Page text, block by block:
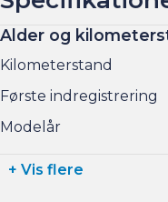
Alder og
Kilometerstand
Første indregistrering
Modelår
+ Vis flere